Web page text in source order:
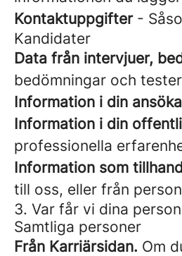
Kontaktuppgifter-
Kandidater
Data från intervjuer,
bedömningar och
Information i din
Information i din
professionella
Information som
till oss, eller från
3. Var får vi dina
Samtliga personer
Från Karriärsidan. Om